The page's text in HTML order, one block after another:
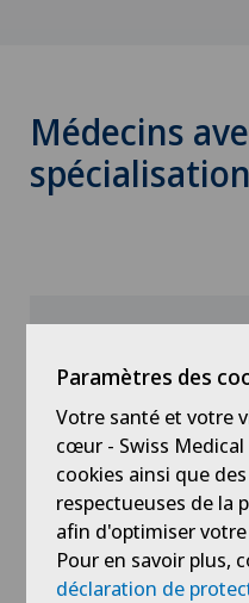
Médecins
spécialisation
Clinique Générale Ste-
Dr méd. Tessa
Spécialisation
Gynécologie,
Obstétrique
Paramètres des
Votre santé et votre
cœur - Swiss
cookies ainsi que
respectueuses de la
afin d'optimiser
Pour en savoir plus,
déclaration de